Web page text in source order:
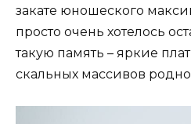
закате юношеского
просто очень хотелось
такую память – яркие
скальных массивов